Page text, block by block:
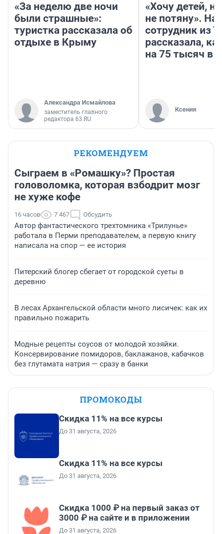
«За неделю две ночи
были страшные»:
туристка рассказала об
отдыхе в Крыму
Александра Исмайлова
заместитель главного
редактора 63.RU
«Хочу детей,
не потяну».
сотрудник из
рассказала,
на 75 тысяч в
Ксения
РЕКОМЕНДУЕМ
Сыграем в «Ромашку»? Простая
головоломка, которая взбодрит мозг
не хуже кофе
16 часов 7 467 Обсудить
Автор фантастического трехтомника «Трилунье»
работала в Перми преподавателем, а первую книгу
написала на спор — ее история
Питерский блогер сбегает от городской суеты в
деревню
В лесах Архангельской области много лисичек: как их
правильно пожарить
Модные рецепты соусов от молодой хозяйки.
Консервирование помидоров, баклажанов, кабачков
без глутамата натрия — сразу в банки
ПРОМОКОДЫ
Скидка 11% на все курсы
До 31 августа, 2026
Скидка 11% на все курсы
До 31 августа, 2026
Скидка 1000 ₽ на первый заказ от
3000 ₽ на сайте и в приложении
До 31 августа, 2026